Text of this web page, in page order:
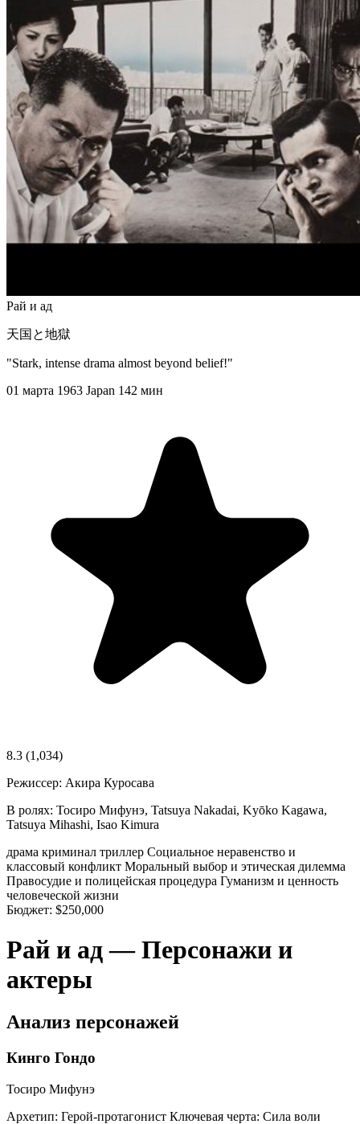
Рай и ад
天国と地獄
"Stark, intense drama almost beyond belief!"
01 марта 1963 Japan 142 мин
8.3 (1,034)
Режиссер: Акира Куросава
В ролях: Тосиро Мифунэ, Tatsuya Nakadai, Kyōko Kagawa,
Tatsuya Mihashi, Isao Kimura
драма криминал триллер Социальное неравенство и
классовый конфликт Моральный выбор и этическая дилемма
Правосудие и полицейская процедура Гуманизм и ценность
человеческой жизни
Бюджет: $250,000
Рай и ад — Персонажи и
актеры
Анализ персонажей
Кинго Гондо
Тосиро Мифунэ
Архетип: Герой-протагонист Ключевая черта: Сила воли